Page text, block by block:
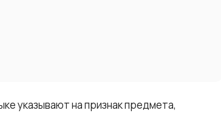
указывают на признак предмета,